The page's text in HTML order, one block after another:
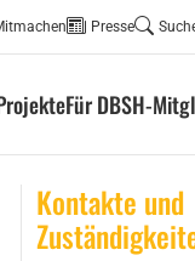
Presse
Für DBSH-
Kontakte und